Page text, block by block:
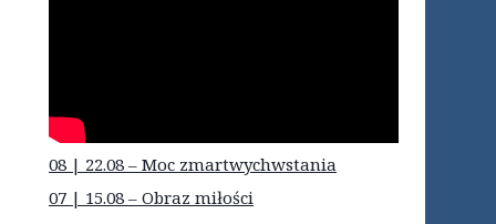
08 | 22.08 – Moc zmartwychwstania
07 | 15.08 – Obraz miłości